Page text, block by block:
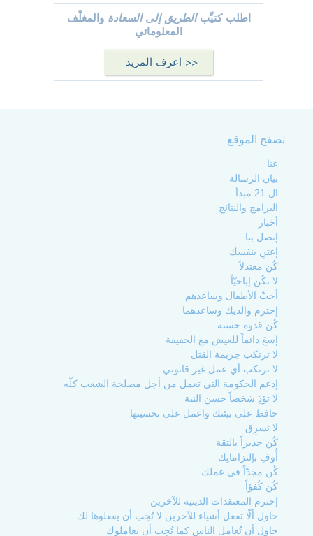
اطلب كتيِّبالطريق إلى السعادة والمغلّف
المعلوماتي
اعرف المزيد >>
تصفح الموقع
عنا
بيان الرسالة
ال 21 مبدأ
البرامج والنتائج
أخبار
إتصل بنا
إعتنِ بنفسك
كُن معتدلاً
لا تكُن إباحيّاً
أحبّ الأطفال وساعدهم
إحترم والديك وساعدهما
كُن قدوة حسنة
إسعَ دائماً للعيش مع الحقيقة
لا ترتكب جريمة القتل
لا ترتكب أي عمل غير قانوني
إدعم الحكومة التي تعمل من أجل مصلحة الشعب كلّه
لا تؤذِ شخصاً حسن النية
حافظ على بيئتك واعمل على تحسينها
لا تسرِق
كُن جديراً بالثقة
أُوفِ بإلتزاماتِك
كُن مجدّاً في عملك
كُن كُفؤاً
إحترم المعتقدات الدينية للآخرين
حاول ألّا تفعل أشياء للآخرين لا تُحِب أن يفعلوها لك
حاول أن تُعامل الناس كما تُحِب أن يعاملوك